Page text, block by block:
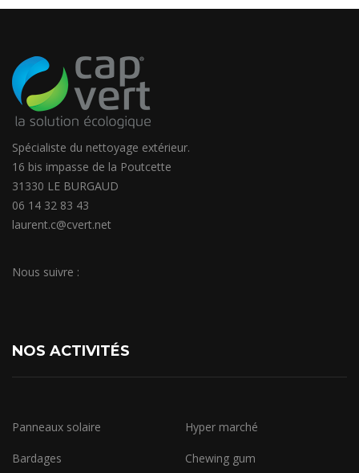
Spécialiste du nettoyage extérieur.
16 bis impasse de la Poutcette
31330 LE BURGAUD
06 14 32 83 43
laurent.c@cvert.net
Nous suivre :
NOS ACTIVITÉS
Panneaux solaire Hyper marché
Bardages Chewing gum